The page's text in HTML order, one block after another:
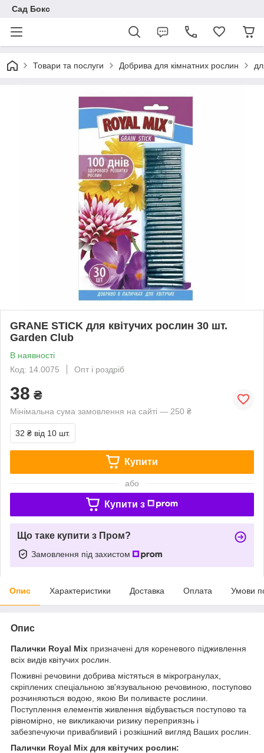
Сад Бокс
Товари та послуги Добрива для кімнатних рослин
GRANE STICK для квітучих рослин 30 шт.
Garden Club
В наявності
Код: 14.0075
Опт і роздріб
38 ₴
Мінімальна сума замовлення на сайті — 250 ₴
32 ₴ від 10 шт.
Купити
або
Купити з
Що таке купити з Пром?
Замовлення під захистом
Опис Характеристики Доставка Оплата Умови
Опис
Палички Royal Mix призначені для кореневого підживлення
всіх видів квітучих рослин.
Поживні речовини добрива містяться в мікрогранулах,
скріплених спеціальною зв'язувальною речовиною, поступово
розчиняються водою, якою Ви поливаєте рослини.
Поступлення елементів живлення відбувається поступово та
рівномірно, не викликаючи ризику переприязнь і
забезпечуючи привабливий і розкішний вигляд Ваших рослин.
Палички Royal Mix для квітучих рослин: